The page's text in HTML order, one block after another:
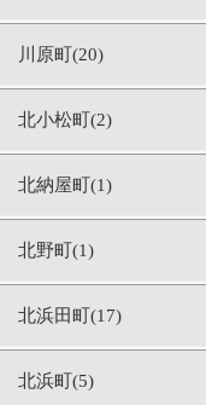
川原町(20)
北小松町(2)
北納屋町(1)
北野町(1)
北浜田町(17)
北浜町(5)